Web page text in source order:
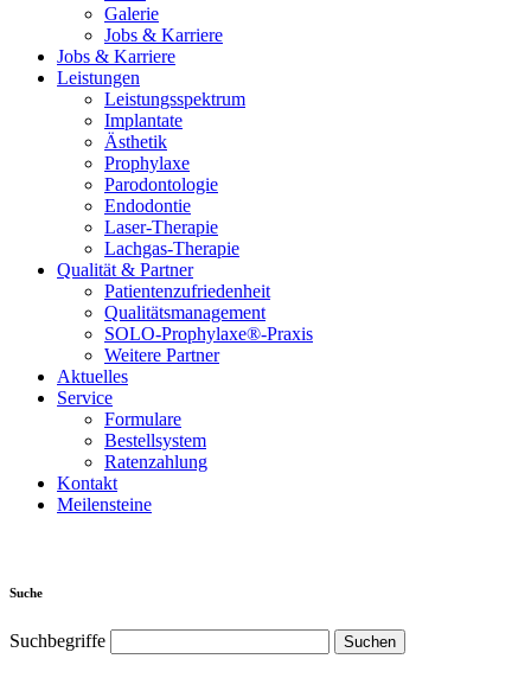
Galerie
Jobs & Karriere
Jobs & Karriere
Leistungen
Leistungsspektrum
Implantate
Ästhetik
Prophylaxe
Parodontologie
Endodontie
Laser-Therapie
Lachgas-Therapie
Qualität & Partner
Patientenzufriedenheit
Qualitätsmanagement
SOLO-Prophylaxe®-Praxis
Weitere Partner
Aktuelles
Service
Formulare
Bestellsystem
Ratenzahlung
Kontakt
Meilensteine
Suche
Suchbegriffe